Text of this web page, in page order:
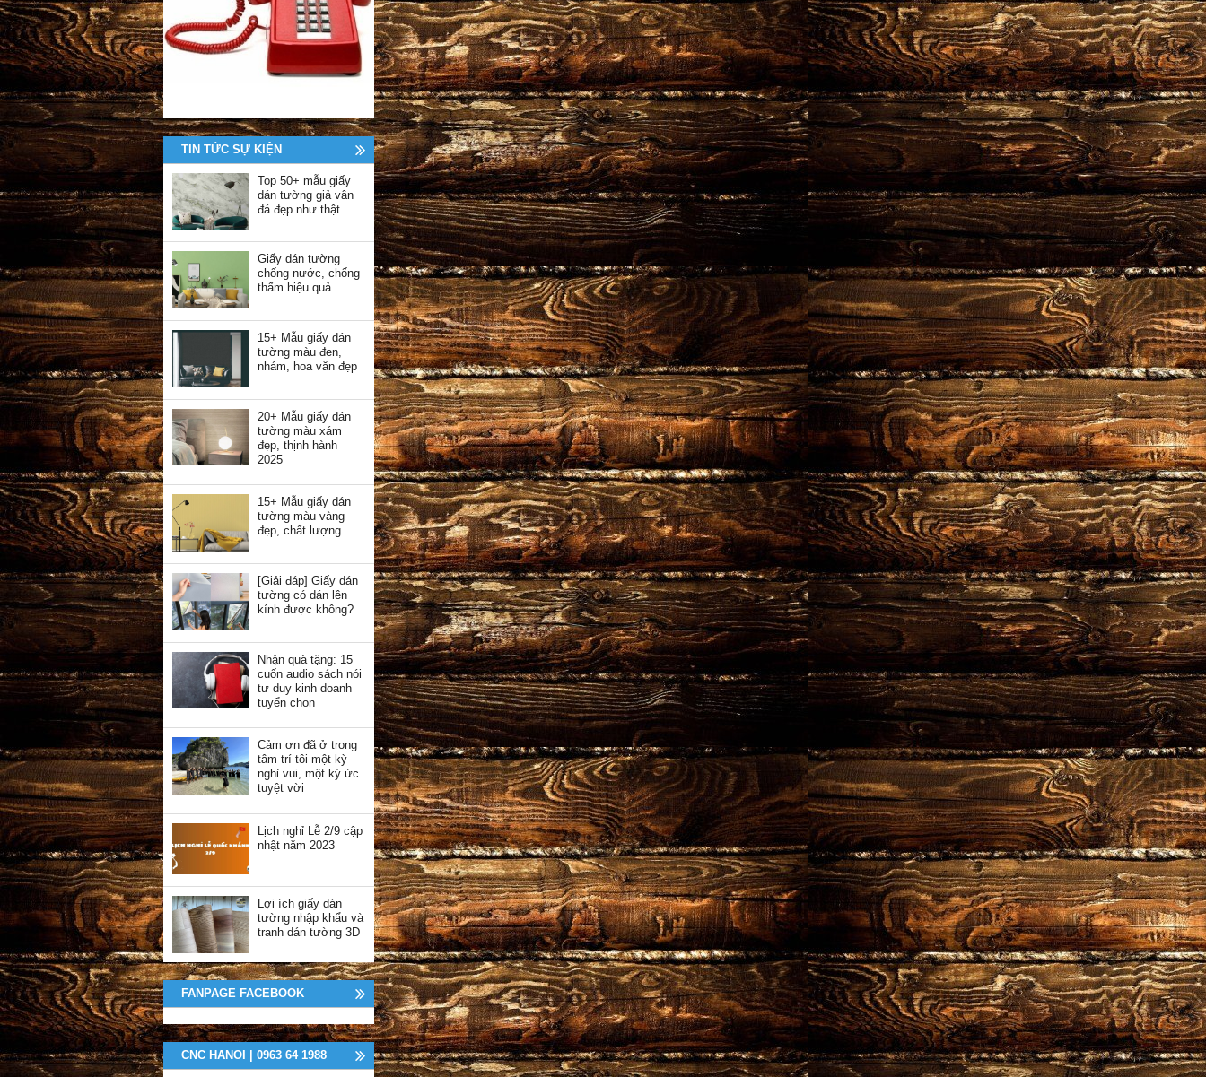
TIN TỨC SỰ KIỆN
Top 50+ mẫu giấy
dán tường giả vân
đá đẹp như thật
Giấy dán tường
chống nước, chống
thấm hiệu quả
15+ Mẫu giấy dán
tường màu đen,
nhám, hoa văn đẹp
20+ Mẫu giấy dán
tường màu xám
đẹp, thịnh hành
2025
15+ Mẫu giấy dán
tường màu vàng
đẹp, chất lượng
[Giải đáp] Giấy dán
tường có dán lên
kính được không?
Nhận quà tặng: 15
cuốn audio sách nói
tư duy kinh doanh
tuyển chọn
Cảm ơn đã ở trong
tâm trí tôi một kỳ
nghỉ vui, một ký ức
tuyệt vời
Lịch nghỉ Lễ 2/9 cập
nhật năm 2023
Lợi ích giấy dán
tường nhập khẩu và
tranh dán tường 3D
FANPAGE FACEBOOK
CNC HANOI | 0963 64 1988